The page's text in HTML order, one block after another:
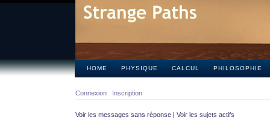
HOME PHYSIQUE CALCUL PHILOSOPHIE
Connexion Inscription
Voir les messages sans réponse | Voir les sujets actifs